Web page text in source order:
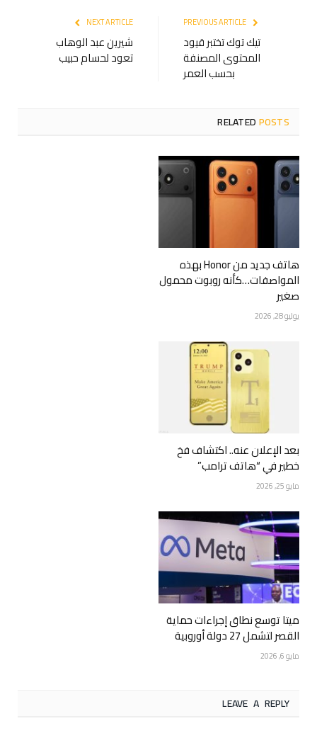
تيك توك تختبر قيود
المحتوى المصنفة
بحسب العمر
NEXT ARTICLE
شيرين عبد الوهاب
تعود لحسام حبيب
RELATEDPOSTS
هاتف جديد من Honor بهذه
المواصفات…كأنه روبوت محمول
صغير
يوليو 28, 2026
بعد الإعلان عنه.. اكتشاف فخ
خطير في “هاتف ترامب”
مايو 25, 2026
ميتا توسع نطاق إجراءات حماية
القصر لتشمل 27 دولة أوروبية
مايو 6, 2026
LEAVE A REPLY